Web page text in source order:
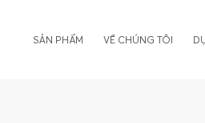
SẢN PHẨM VỀ CHÚNG TÔI